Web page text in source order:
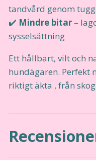
tandvård genom
✔️ Mindre bitar –
sysselsättning
Ett hållbart, vilt och
hundägaren. Perfekt
riktigt äkta , från